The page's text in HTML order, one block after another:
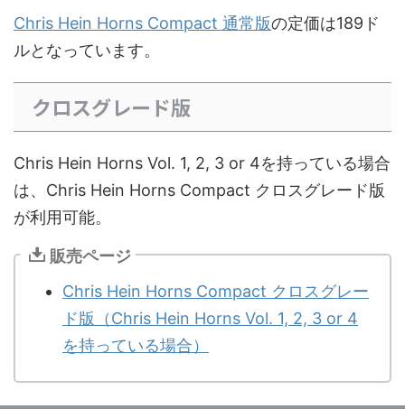
Chris Hein Horns Compact 通常版の定価は189ド
ルとなっています。
クロスグレード版
Chris Hein Horns Vol. 1, 2, 3 or 4を持っている場合
は、Chris Hein Horns Compact クロスグレード版
が利用可能。
販売ページ
Chris Hein Horns Compact クロスグレー
ド版（Chris Hein Horns Vol. 1, 2, 3 or 4
を持っている場合）